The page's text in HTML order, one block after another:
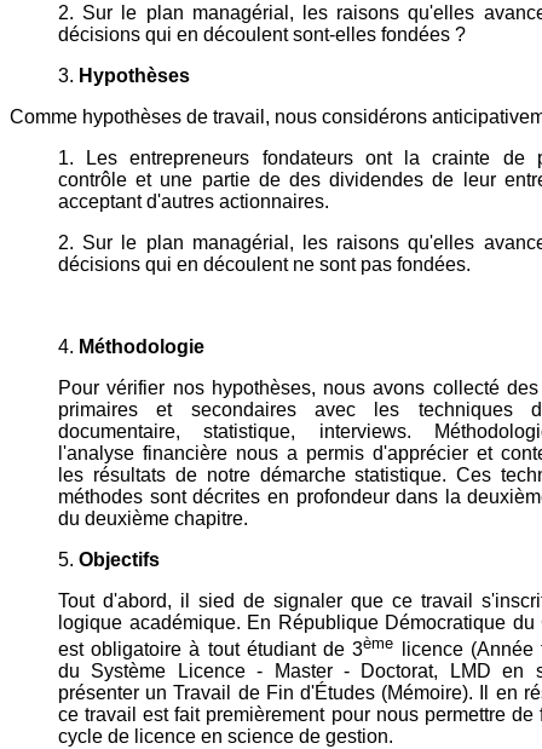
2. Sur le plan managérial, les raisons qu'elles
décisions qui en découlent sont-elles fondées ?
3. Hypothèses
Comme hypothèses de travail, nous considérons
1. Les entrepreneurs fondateurs ont la crainte de
contrôle et une partie de des dividendes de leur
acceptant d'autres actionnaires.
2. Sur le plan managérial, les raisons qu'elles
décisions qui en découlent ne sont pas fondées.
4. Méthodologie
Pour vérifier nos hypothèses, nous avons collecté
primaires et secondaires avec les techniques
documentaire, statistique, interviews.
l'analyse financière nous a permis d'apprécier et
les résultats de notre démarche statistique. Ces
méthodes sont décrites en profondeur dans la
du deuxième chapitre.
5. Objectifs
Tout d'abord, il sied de signaler que ce travail
logique académique. En République Démocratique
est obligatoire à tout étudiant de 3ème licence (Année
du Système Licence - Master - Doctorat, LMD en
présenter un Travail de Fin d'Études (Mémoire). Il en
ce travail est fait premièrement pour nous permettre de
cycle de licence en science de gestion.